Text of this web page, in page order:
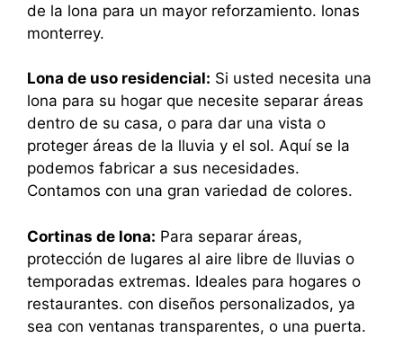
de la lona para un mayor reforzamiento. lonas
monterrey.
Lona de uso residencial: Si usted necesita una
lona para su hogar que necesite separar áreas
dentro de su casa, o para dar una vista o
proteger áreas de la lluvia y el sol. Aquí se la
podemos fabricar a sus necesidades.
Contamos con una gran variedad de colores.
Cortinas de lona: Para separar áreas,
protección de lugares al aire libre de lluvias o
temporadas extremas. Ideales para hogares o
restaurantes. con diseños personalizados, ya
sea con ventanas transparentes, o una puerta.